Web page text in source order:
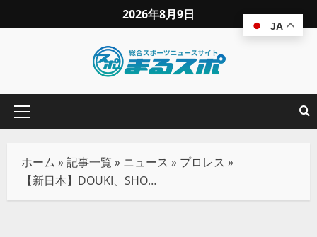
2026年8月9日
ホーム »記事一覧 » ニュース » プロレス »
【新日本】DOUKI、SHOと“悪の連携”でデスペラードを失神KO！まさかの王座奪還で怒号飛び交う最悪の結末
JA